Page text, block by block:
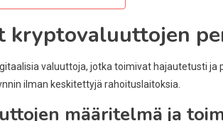
kryptovaluuttojen
valuuttoja, jotka toimivat hajautetusti
ilman keskitettyjä rahoituslaitoksia.
määritelmä ja